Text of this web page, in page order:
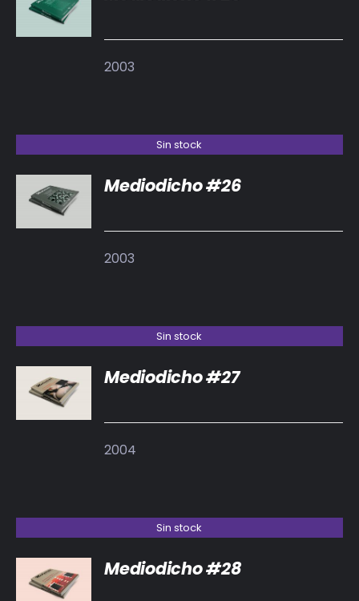
DETALLES
2003
Sin stock
DETALLES
Mediodicho #26
2003
Sin stock
DETALLES
Mediodicho #27
2004
Sin stock
DETALLES
Mediodicho #28